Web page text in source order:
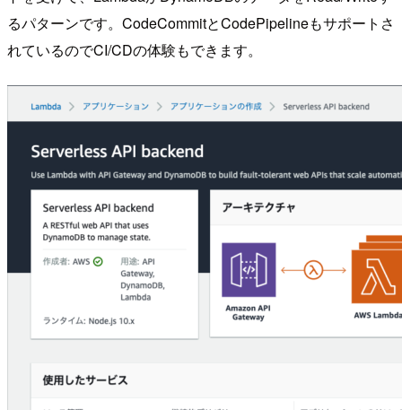
るパターンです。CodeCommitとCodePipelineもサポートさ
れているのでCI/CDの体験もできます。